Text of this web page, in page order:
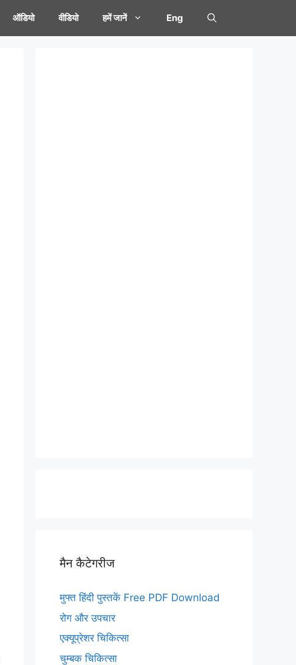
ऑडियो वीडियो हमें जानें Eng
मैन कैटेगरीज
मुफ्त हिंदी पुस्तकें Free PDF Download
रोग और उपचार
एक्यूप्रेशर चिकित्सा
चुम्बक चिकित्सा